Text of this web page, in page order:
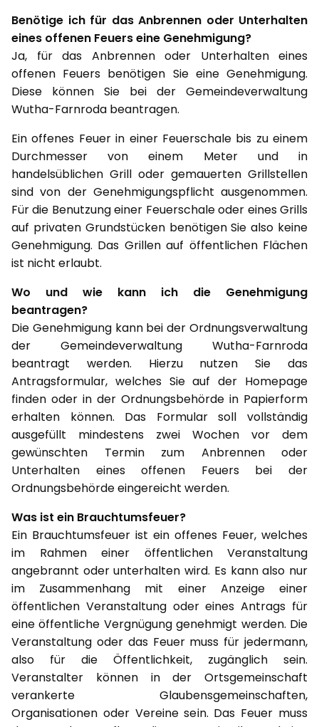
Benötige ich für das Anbrennen oder Unterhalten
eines offenen Feuers eine Genehmigung?
Ja, für das Anbrennen oder Unterhalten eines
offenen Feuers benötigen Sie eine Genehmigung.
Diese können Sie bei der Gemeindeverwaltung
Wutha-Farnroda beantragen.
Ein offenes Feuer in einer Feuerschale bis zu einem
Durchmesser von einem Meter und in
handelsüblichen Grill oder gemauerten Grillstellen
sind von der Genehmigungspflicht ausgenommen.
Für die Benutzung einer Feuerschale oder eines Grills
auf privaten Grundstücken benötigen Sie also keine
Genehmigung. Das Grillen auf öffentlichen Flächen
ist nicht erlaubt.
Wo und wie kann ich die Genehmigung
beantragen?
Die Genehmigung kann bei der Ordnungsverwaltung
der Gemeindeverwaltung Wutha-Farnroda
beantragt werden. Hierzu nutzen Sie das
Antragsformular, welches Sie auf der Homepage
finden oder in der Ordnungsbehörde in Papierform
erhalten können. Das Formular soll vollständig
ausgefüllt mindestens zwei Wochen vor dem
gewünschten Termin zum Anbrennen oder
Unterhalten eines offenen Feuers bei der
Ordnungsbehörde eingereicht werden.
Was ist ein Brauchtumsfeuer?
Ein Brauchtumsfeuer ist ein offenes Feuer, welches
im Rahmen einer öffentlichen Veranstaltung
angebrannt oder unterhalten wird. Es kann also nur
im Zusammenhang mit einer Anzeige einer
öffentlichen Veranstaltung oder eines Antrags für
eine öffentliche Vergnügung genehmigt werden. Die
Veranstaltung oder das Feuer muss für jedermann,
also für die Öffentlichkeit, zugänglich sein.
Veranstalter können in der Ortsgemeinschaft
verankerte Glaubensgemeinschaften,
Organisationen oder Vereine sein. Das Feuer muss